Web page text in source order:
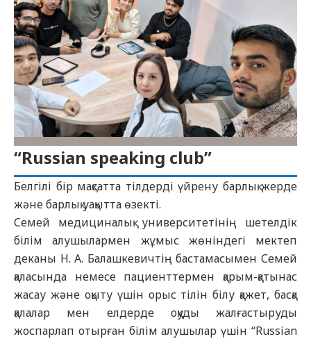
“Russian speaking club”
Белгілі бір мақсатта тілдерді үйрену барлық жерде
және барлық уақытта өзекті.
Семей медициналық университетінің шетелдік
білім алушылармен жұмыс жөніндегі мектеп
деканы Н. А. Балашкевичтің бастамасымен Семей
қаласында немесе пациенттермен қарым-қатынас
жасау және оқыту үшін орыс тілін білу қажет, басқа
қалалар мен елдерде оқуды жалғастыруды
жоспарлап отырған білім алушылар үшін “Russian